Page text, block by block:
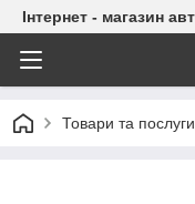
Інтернет - магазин
Товари та послуги